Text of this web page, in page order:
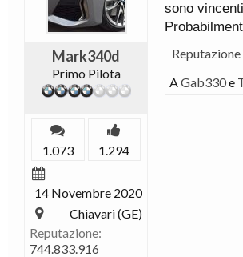
Mark340d
Primo Pilota
1.073 1.294
14 Novembre 2020
Chiavari (GE)
Reputazione:
744.833.916
sono
Reputazione
AGab330e